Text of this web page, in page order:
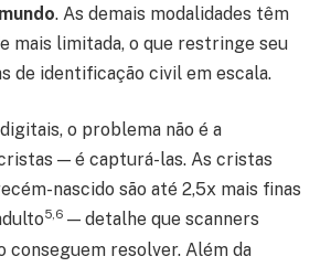
. As demais modalidades têm
mais limitada, o que restringe seu
de identificação civil em escala.
o problema não é a
— é capturá-las. As cristas
nascido são até 2,5x mais finas
5,6 — detalhe que scanners
conseguem resolver. Além da